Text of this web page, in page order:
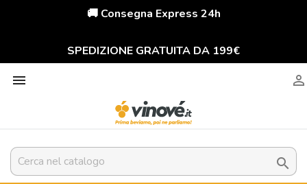
🚚 Consegna Express 24h
SPEDIZIONE GRATUITA DA 199€
 
